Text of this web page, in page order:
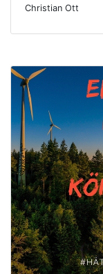
Christian Ott